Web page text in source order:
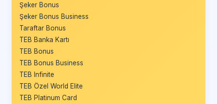
Şeker Bonus
Şeker Bonus Business
Taraftar Bonus
TEB Banka Kartı
TEB Bonus
TEB Bonus Business
TEB Infinite
TEB Özel World Elite
TEB Platinum Card